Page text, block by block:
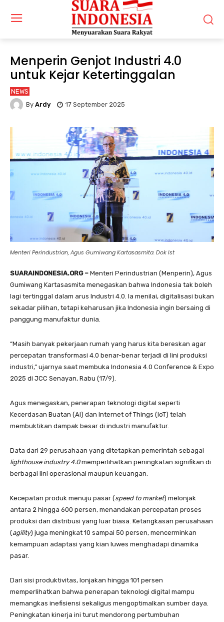
Menperin Genjot Industri 4.0
untuk Kejar Ketertinggalan
NEWS
By Ardy 17 September 2025
Menteri Perindustrian, Agus Gumiwang Kartasasmita. Dok Ist
SUARAINDONESIA.ORG – Menteri Perindustrian (Menperin), Agus
Gumiwang Kartasasmita menegaskan bahwa Indonesia tak boleh
lagi tertinggal dalam arus Industri 4.0. Ia menilai, digitalisasi bukan
sekadar pilihan, tetapi keharusan jika Indonesia ingin bersaing di
panggung manufaktur dunia.
“Masih banyak pekerjaan rumah yang harus kita bereskan agar
percepatan transformasi 4.0 benar-benar terjadi di lini produksi
industri,” ujarnya saat membuka Indonesia 4.0 Conference & Expo
2025 di JCC Senayan, Rabu (17/9).
Agus menegaskan, penerapan teknologi digital seperti
Kecerdasan Buatan (AI) dan Internet of Things (IoT) telah
membuktikan dampak besar di industri manufaktur.
Data dari 29 perusahaan yang ditetapkan pemerintah sebagai
lighthouse industry 4.0memperlihatkan peningkatan signifikan di
berbagai lini operasional maupun keuangan.
Kecepatan produk menuju pasar (speed to market) melonjak
antara 2 hingga 600 persen, menandakan percepatan proses
produksi dan distribusi yang luar biasa. Ketangkasan perusahaan
(agility) juga meningkat 10 sampai 50 persen, mencerminkan
kemampuan adaptasi yang kian luwes menghadapi dinamika
pasar.
Dari sisi produktivitas, lonjakan hingga 101 persen
memperlihatkan bahwa penerapan teknologi digital mampu
memangkas inefisiensi sekaligus mengoptimalkan sumber daya.
Peningkatan kinerja ini turut mendorong pertumbuhan